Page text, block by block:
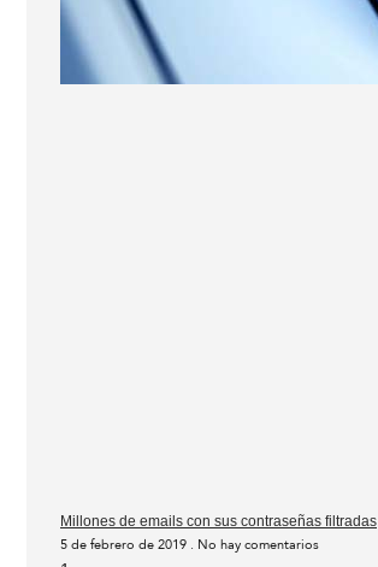
Millones de emails con sus contraseñas filtradas
5 de febrero de 2019 No hay comentarios